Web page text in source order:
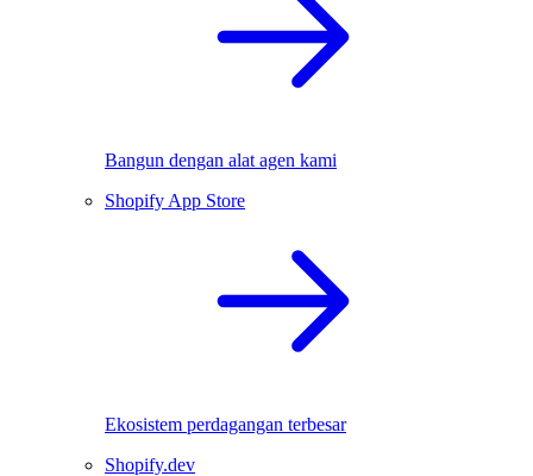
Bangun dengan alat agen kami
Shopify App Store
Ekosistem perdagangan terbesar
Shopify.dev